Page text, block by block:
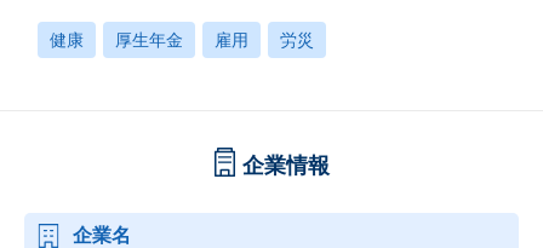
健康 厚生年金 雇用 労災
企業情報
企業名